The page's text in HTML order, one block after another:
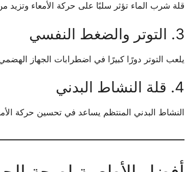
قلة شرب الماء تؤثر سلبًا على حركة الأمعاء وتزيد
3. التوتر والضغط النفسي
يلعب التوتر دورًا كبيرًا في اضطرابات الجهاز
4. قلة النشاط البدني
النشاط البدني المنتظم يساعد في تحسين حركة